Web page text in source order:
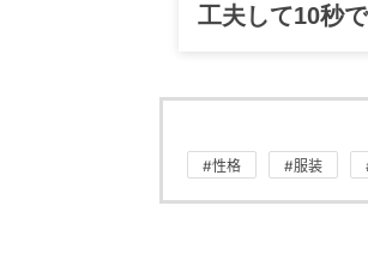
工夫して10秒
#性格 #服装